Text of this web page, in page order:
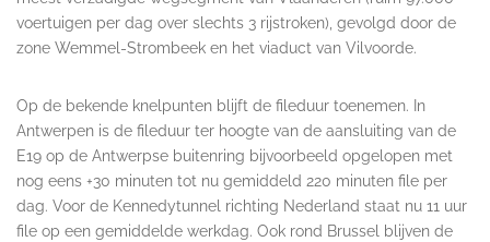
voertuigen per dag over slechts 3 rijstroken), gevolgd door de
zone Wemmel-Strombeek en het viaduct van Vilvoorde.
Op de bekende knelpunten blijft de fileduur toenemen. In
Antwerpen is de fileduur ter hoogte van de aansluiting van de
E19 op de Antwerpse buitenring bijvoorbeeld opgelopen met
nog eens +30 minuten tot nu gemiddeld 220 minuten file per
dag. Voor de Kennedytunnel richting Nederland staat nu 11 uur
file op een gemiddelde werkdag. Ook rond Brussel blijven de